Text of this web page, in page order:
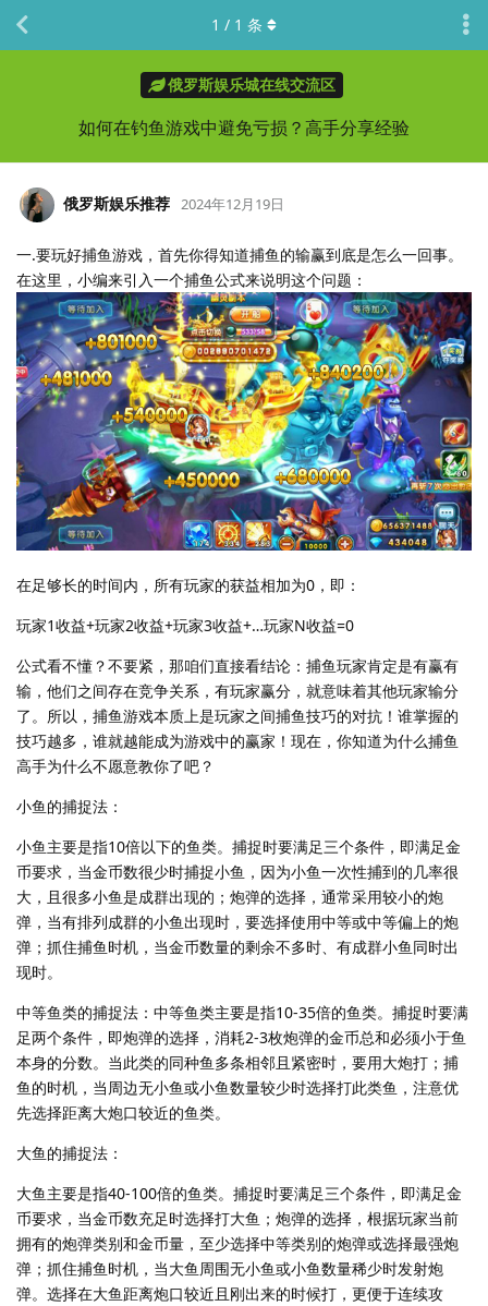
俄罗斯娱乐城在线交流区
如何在钓鱼游戏中避免亏损？高手分享经验
1 / 1 条
俄罗斯娱乐推荐 2024年12月19日
一.要玩好捕鱼游戏，首先你得知道捕鱼的输赢到底是怎么一回事。
在这里，小编来引入一个捕鱼公式来说明这个问题：
在足够长的时间内，所有玩家的获益相加为0，即：
玩家1收益+玩家2收益+玩家3收益+…玩家N收益=0
公式看不懂？不要紧，那咱们直接看结论：捕鱼玩家肯定是有赢有
输，他们之间存在竞争关系，有玩家赢分，就意味着其他玩家输分
了。所以，捕鱼游戏本质上是玩家之间捕鱼技巧的对抗！谁掌握的
技巧越多，谁就越能成为游戏中的赢家！现在，你知道为什么捕鱼
高手为什么不愿意教你了吧？
小鱼的捕捉法：
小鱼主要是指10倍以下的鱼类。捕捉时要满足三个条件，即满足金
币要求，当金币数很少时捕捉小鱼，因为小鱼一次性捕到的几率很
大，且很多小鱼是成群出现的；炮弹的选择，通常采用较小的炮
弹，当有排列成群的小鱼出现时，要选择使用中等或中等偏上的炮
弹；抓住捕鱼时机，当金币数量的剩余不多时、有成群小鱼同时出
现时。
中等鱼类的捕捉法：中等鱼类主要是指10-35倍的鱼类。捕捉时要满
足两个条件，即炮弹的选择，消耗2-3枚炮弹的金币总和必须小于鱼
本身的分数。当此类的同种鱼多条相邻且紧密时，要用大炮打；捕
鱼的时机，当周边无小鱼或小鱼数量较少时选择打此类鱼，注意优
先选择距离大炮口较近的鱼类。
大鱼的捕捉法：
大鱼主要是指40-100倍的鱼类。捕捉时要满足三个条件，即满足金
币要求，当金币数充足时选择打大鱼；炮弹的选择，根据玩家当前
拥有的炮弹类别和金币量，至少选择中等类别的炮弹或选择最强炮
弹；抓住捕鱼时机，当大鱼周围无小鱼或小鱼数量稀少时发射炮
弹。选择在大鱼距离炮口较近且刚出来的时候打，更便于连续攻